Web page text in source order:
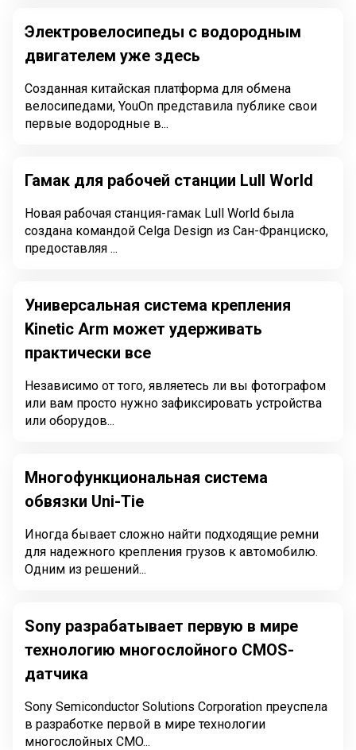
Электровелосипеды с водородным
двигателем уже здесь
Созданная китайская платформа для обмена
велосипедами, YouOn представила публике свои
первые водородные в...
Гамак для рабочей станции Lull World
Новая рабочая станция-гамак Lull World была
создана командой Celga Design из Сан-Франциско,
предоставляя ...
Универсальная система крепления
Kinetic Arm может удерживать
практически все
Независимо от того, являетесь ли вы фотографом
или вам просто нужно зафиксировать устройства
или оборудов...
Многофункциональная система
обвязки Uni-Tie
Иногда бывает сложно найти подходящие ремни
для надежного крепления грузов к автомобилю.
Одним из решений...
Sony разрабатывает первую в мире
технологию многослойного CMOS-
датчика
Sony Semiconductor Solutions Corporation преуспела
в разработке первой в мире технологии
многослойных CMO...